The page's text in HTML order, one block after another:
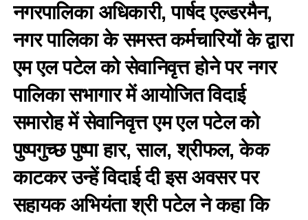
नगरपालिका अधिकारी, पार्षद एल्डरमैन,
नगर पालिका के समस्त कर्मचारियों के द्वारा
एम एल पटेल को सेवानिवृत्त होने पर नगर
पालिका सभागार में आयोजित विदाई
समारोह में सेवानिवृत्त एम एल पटेल को
पुष्पगुच्छ पुष्पा हार, साल, श्रीफल, केक
काटकर उन्हें विदाई दी इस अवसर पर
सहायक अभियंता श्री पटेल ने कहा कि